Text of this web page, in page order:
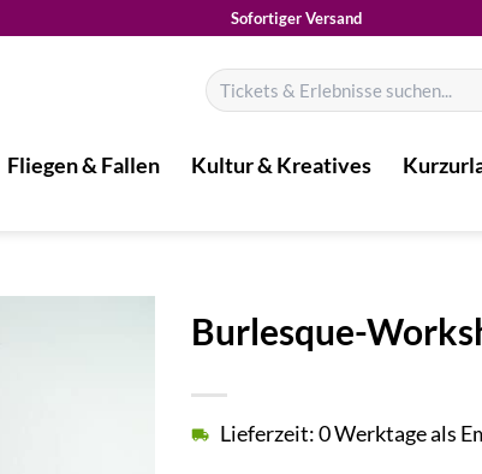
Sofortiger Versand
Suchen
nach:
Fliegen & Fallen Kultur & Kreatives
Burlesque-
Lieferzeit: 0 Werktage als